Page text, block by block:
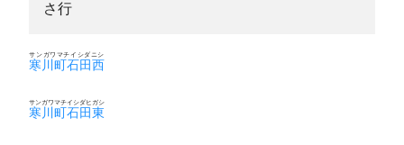
さ行
寒川町石田西
サンガワマチイシダニシ
寒川町石田東
サンガワマチイシダヒガシ